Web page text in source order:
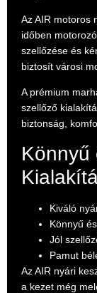
Az AIR motoros
időben
szellőzése és
biztosít városi
A prémium
szellőző
biztonság,
Könnyű
Kiváló
Könnyű
Jól
Pamut
Az AIR nyári
a kezet még